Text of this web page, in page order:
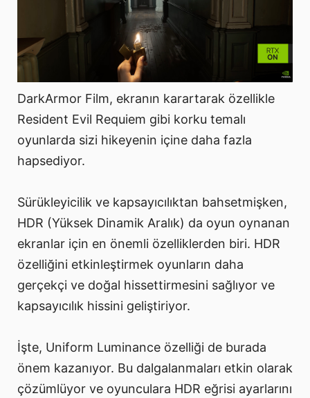
DarkArmor Film, ekranın karartarak özellikle
Resident Evil Requiem gibi korku temalı
oyunlarda sizi hikeyenin içine daha fazla
hapsediyor.
Sürükleyicilik ve kapsayıcılıktan bahsetmişken,
HDR (Yüksek Dinamik Aralık) da oyun oynanan
ekranlar için en önemli özelliklerden biri. HDR
özelliğini etkinleştirmek oyunların daha
gerçekçi ve doğal hissettirmesini sağlıyor ve
kapsayıcılık hissini geliştiriyor.
İşte, Uniform Luminance özelliği de burada
önem kazanıyor. Bu dalgalanmaları etkin olarak
çözümlüyor ve oyunculara HDR eğrisi ayarlarını